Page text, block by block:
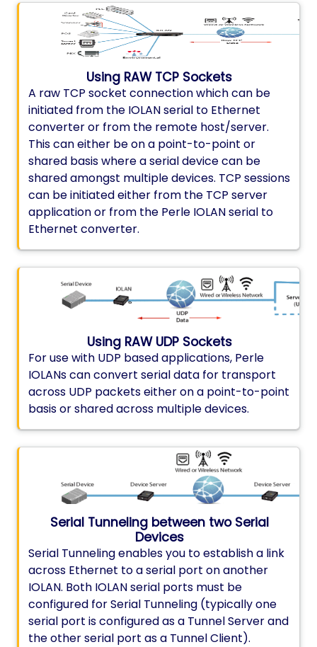
Using RAW TCP Sockets
A raw TCP socket connection which can be
initiated from the IOLAN serial to Ethernet
converter or from the remote host/server.
This can either be on a point-to-point or
shared basis where a serial device can be
shared amongst multiple devices. TCP sessions
can be initiated either from the TCP server
application or from the Perle IOLAN serial to
Ethernet converter.
Using RAW UDP Sockets
For use with UDP based applications, Perle
IOLANs can convert serial data for transport
across UDP packets either on a point-to-point
basis or shared across multiple devices.
Serial Tunneling between two Serial
Devices
Serial Tunneling enables you to establish a link
across Ethernet to a serial port on another
IOLAN. Both IOLAN serial ports must be
configured for Serial Tunneling (typically one
serial port is configured as a Tunnel Server and
the other serial port as a Tunnel Client).